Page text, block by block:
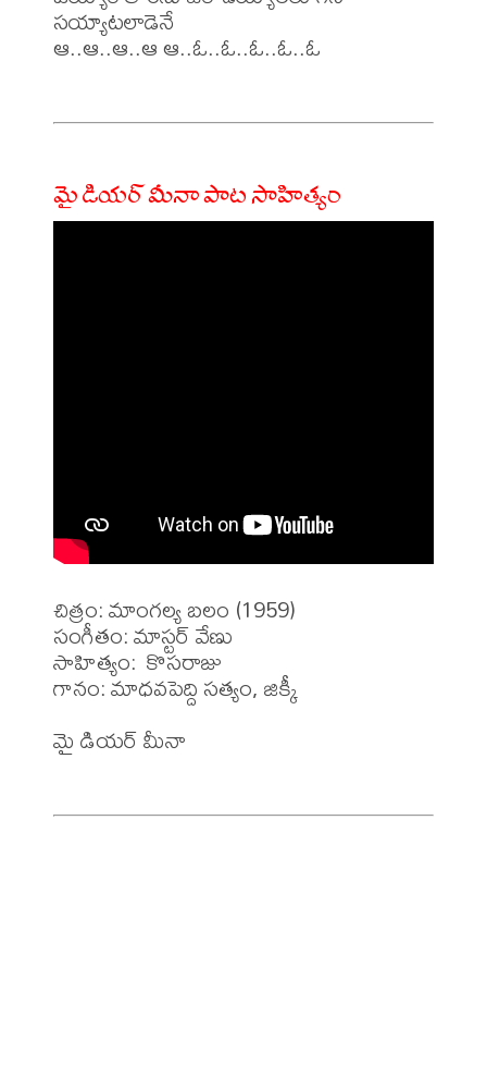
సయ్యాటలాడెనే
ఆ..ఆ..ఆ..ఆ ఆ..ఓ..ఓ..ఓ..ఓ..ఓ
మై డియర్ మీనా పాట సాహిత్యం
చిత్రం: మాంగల్య బలం (1959)
సంగీతం: మాస్టర్ వేణు
సాహిత్యం:  కొసరాజు
గానం: మాధవపెద్ది సత్యం, జిక్కీ
మై డియర్ మీనా